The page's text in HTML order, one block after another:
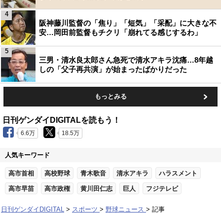
阪神藤川監督の「焦り」「短気」「采配」に大きな不
安…岡田前監督もチクリ「崩れてる感じするわ」
4
三男・清水良太郎さん急死で清水アキラ沈痛…8年越
しの「父子再共演」が始まったばかりだった
5
もっとみる
日刊ゲンダイDIGITALを読もう！
6.6万 18.5万
人気キーワード
高市首相 高校野球 青木歌音 清水アキラ ハラスメント
高市早苗 高市政権 黄川田仁志 巨人 フジテレビ
日刊ゲンダイDIGITAL スポーツ 野球ニュース 記事